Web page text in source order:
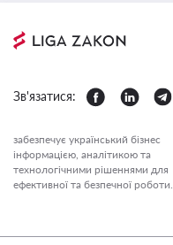
Зв'язатися:
забезпечує український бізнес
інформацією, аналітикою та
технологічними рішеннями для
ефективної та безпечної роботи.